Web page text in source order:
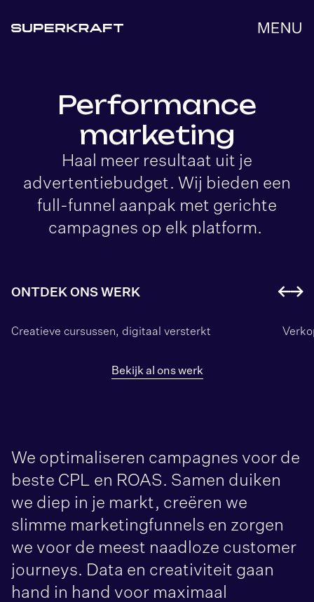
Performance
marketing
Haal meer resultaat uit je
advertentiebudget. Wij bieden een
full-funnel aanpak met gerichte
campagnes op elk platform.
ONTDEK ONS WERK
Creatieve cursussen, digitaal versterkt
Bekijk al ons werk
We optimaliseren campagnes voor de
beste CPL en ROAS. Samen duiken
we diep in je markt, creëren we
slimme marketingfunnels en zorgen
we voor de meest naadloze customer
journeys. Data en creativiteit gaan
hand in hand voor maximaal